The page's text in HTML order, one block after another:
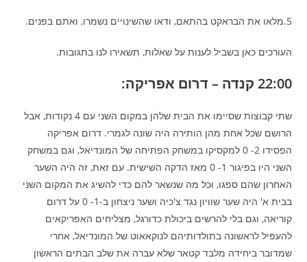
5.מלאו את הבראקט בהתאם, ודאו שהשינויים נשמרו, ואתם בפנים.
העורכים כאן בשביל לענות על שאלות, תשאירו לנו בתגובות.
22:00 קנדה – דרום אפריקה:
שתי קבוצות שסיימו את הבית שלהן במקום השני עם 4 נקודות, אבל
הרושם שכל אחת מהן הותירה היה שונה לגמרי. דרום אפריקה
הפסידו 2- 0 למקסיקו במשחק הפתיחה של המונדיאל, וגם במשחק
השני היו בפיגור 1- 0 מאז הדקה השישית. עם זאת, זה היה השער
האחרון שהם ספגו, וכל מה שנשאר להם כדי להשיג את המקום השני
בבית א' היה שער שוויון נגד צ'כיה ושער ניצחון ב-1- 0 על דרום
קוריאה, וגם בלי להרשים ביכולת כדורגל, מצליחים האפריקאים
להעפיל לראשונה בתולדותיהם לנוקאאוט של המונדיאל, אחרי
שמדובר ביחידה מלבד קטאר שלא עברה את שלב הבתים הראשון